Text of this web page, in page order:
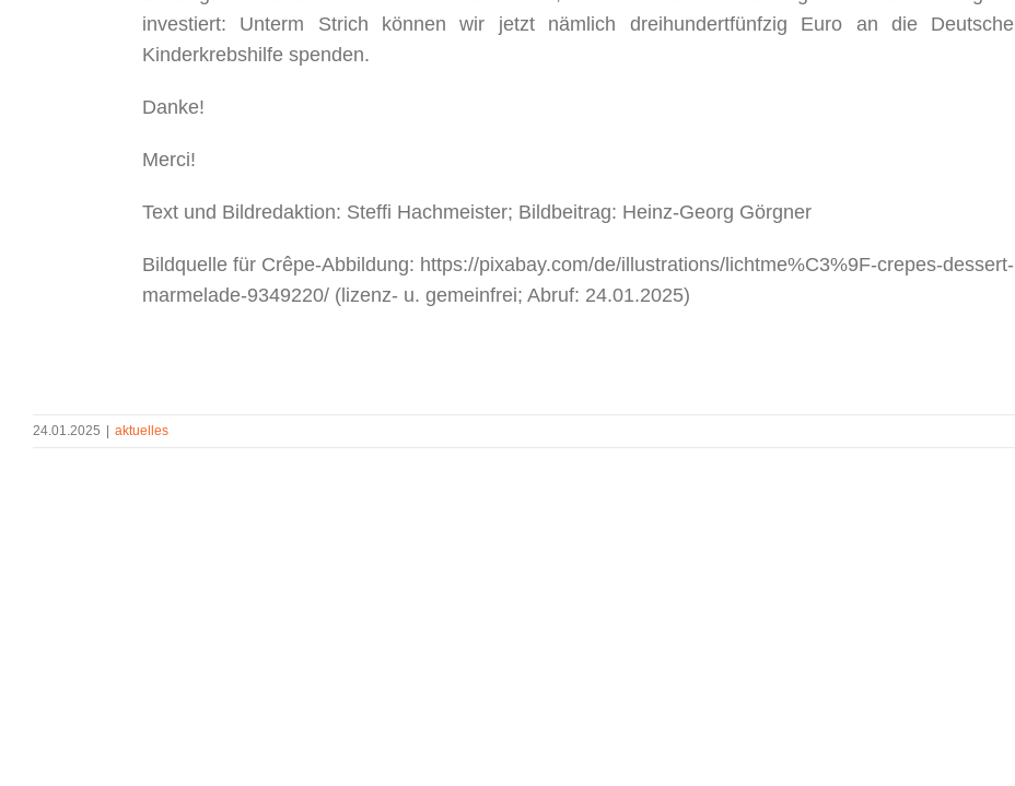
investiert: Unterm Strich können wir jetzt nämlich dreihundertfünfzig Euro an die Deutsche
Kinderkrebshilfe spenden.
Danke!
Merci!
Text und Bildredaktion: Steffi Hachmeister; Bildbeitrag: Heinz-Georg Görgner
Bildquelle für Crêpe-Abbildung: https://pixabay.com/de/illustrations/lichtme%C3%9F-crepes-dessert-
marmelade-9349220/ (lizenz- u. gemeinfrei; Abruf: 24.01.2025)
24.01.2025 aktuelles